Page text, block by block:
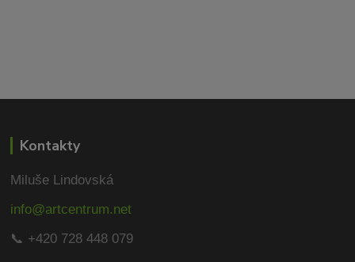
Kontakty
Miluše Lindovská
info@artcentrum.net
📞 +420 728 448 079